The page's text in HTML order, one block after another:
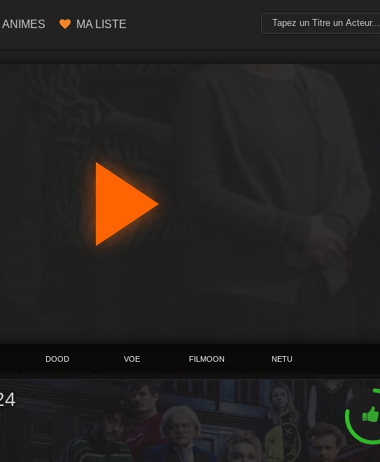
ANIMES MA LISTE
DOOD VOE FILMOON NETU